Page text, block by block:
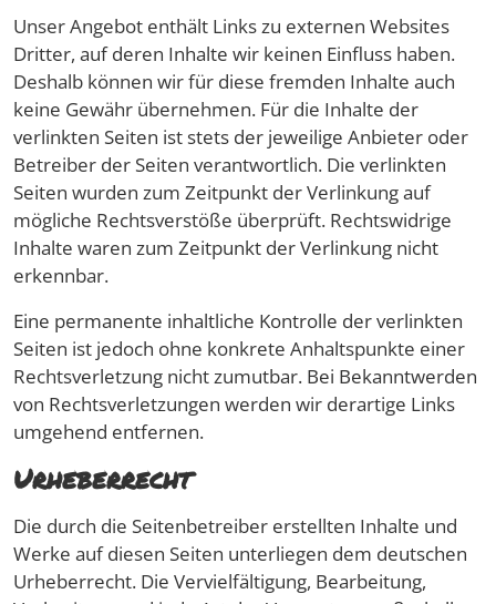
Unser Angebot enthält Links zu externen Websites
Dritter, auf deren Inhalte wir keinen Einfluss haben.
Deshalb können wir für diese fremden Inhalte auch
keine Gewähr übernehmen. Für die Inhalte der
verlinkten Seiten ist stets der jeweilige Anbieter oder
Betreiber der Seiten verantwortlich. Die verlinkten
Seiten wurden zum Zeitpunkt der Verlinkung auf
mögliche Rechtsverstöße überprüft. Rechtswidrige
Inhalte waren zum Zeitpunkt der Verlinkung nicht
erkennbar.
Eine permanente inhaltliche Kontrolle der verlinkten
Seiten ist jedoch ohne konkrete Anhaltspunkte einer
Rechtsverletzung nicht zumutbar. Bei Bekanntwerden
von Rechtsverletzungen werden wir derartige Links
umgehend entfernen.
Urheberrecht
Die durch die Seitenbetreiber erstellten Inhalte und
Werke auf diesen Seiten unterliegen dem deutschen
Urheberrecht. Die Vervielfältigung, Bearbeitung,